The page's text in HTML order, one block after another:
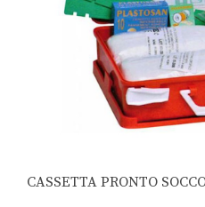
CASSETTA PRONTO